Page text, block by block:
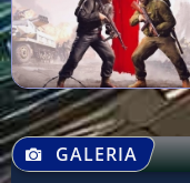
GALERIA